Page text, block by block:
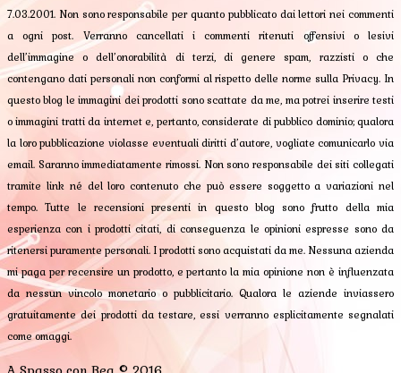
7.03.2001. Non sono responsabile per quanto pubblicato dai lettori nei commenti
a ogni post. Verranno cancellati i commenti ritenuti offensivi o lesivi
dell’immagine o dell’onorabilità di terzi, di genere spam, razzisti o che
contengano dati personali non conformi al rispetto delle norme sulla Privacy. In
questo blog le immagini dei prodotti sono scattate da me, ma potrei inserire testi
o immagini tratti da internet e, pertanto, considerate di pubblico dominio; qualora
la loro pubblicazione violasse eventuali diritti d’autore, vogliate comunicarlo via
email. Saranno immediatamente rimossi. Non sono responsabile dei siti collegati
tramite link né del loro contenuto che può essere soggetto a variazioni nel
tempo. Tutte le recensioni presenti in questo blog sono frutto della mia
esperienza con i prodotti citati, di conseguenza le opinioni espresse sono da
ritenersi puramente personali. I prodotti sono acquistati da me. Nessuna azienda
mi paga per recensire un prodotto, e pertanto la mia opinione non è influenzata
da nessun vincolo monetario o pubblicitario. Qualora le aziende inviassero
gratuitamente dei prodotti da testare, essi verranno esplicitamente segnalati
come omaggi.